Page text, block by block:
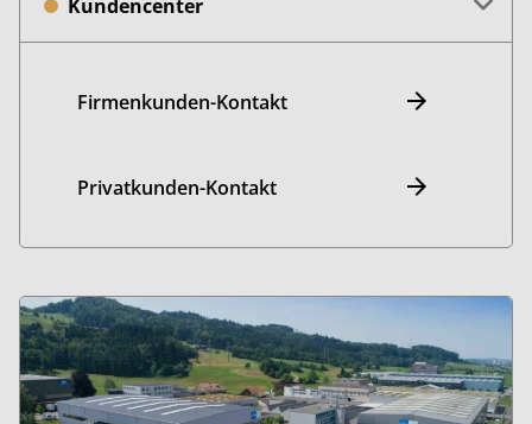
Kundencenter
Firmenkunden-Kontakt
Privatkunden-Kontakt